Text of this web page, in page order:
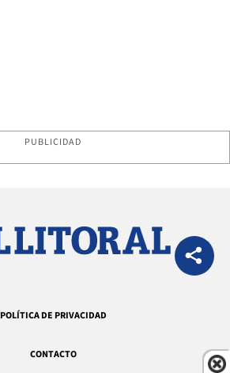
PUBLICIDAD
POLÍTICA DE PRIVACIDAD
CONTACTO